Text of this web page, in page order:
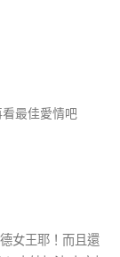
看最佳愛情吧
女王耶！而且還